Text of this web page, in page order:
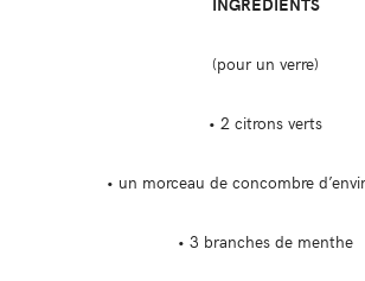
(pour un verre)
• 2 citrons verts
• un morceau de concombre
• 3 branches de menthe